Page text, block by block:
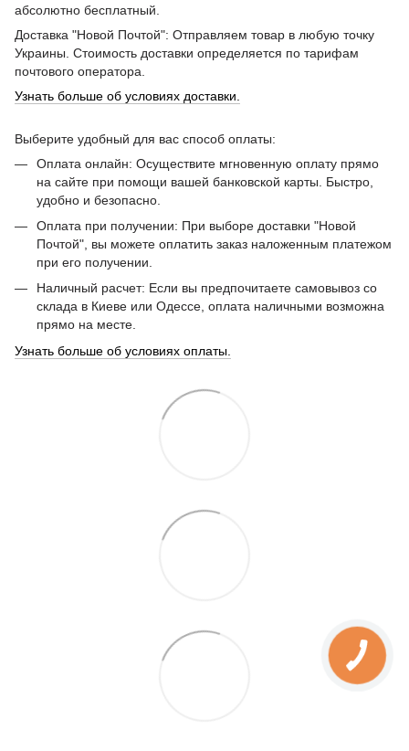
абсолютно бесплатный.
Доставка "Новой Почтой": Отправляем товар в любую точку
Украины. Стоимость доставки определяется по тарифам
почтового оператора.
Узнать больше об условиях доставки.
Выберите удобный для вас способ оплаты:
Оплата онлайн: Осуществите мгновенную оплату прямо
на сайте при помощи вашей банковской карты. Быстро,
удобно и безопасно.
Оплата при получении: При выборе доставки "Новой
Почтой", вы можете оплатить заказ наложенным платежом
при его получении.
Наличный расчет: Если вы предпочитаете самовывоз со
склада в Киеве или Одессе, оплата наличными возможна
прямо на месте.
Узнать больше об условиях оплаты.